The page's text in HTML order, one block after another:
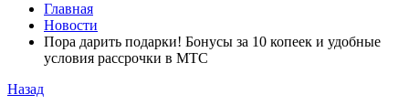
Главная
Новости
Пора дарить подарки! Бонусы за 10 копеек и удобные
условия рассрочки в МТС
Назад